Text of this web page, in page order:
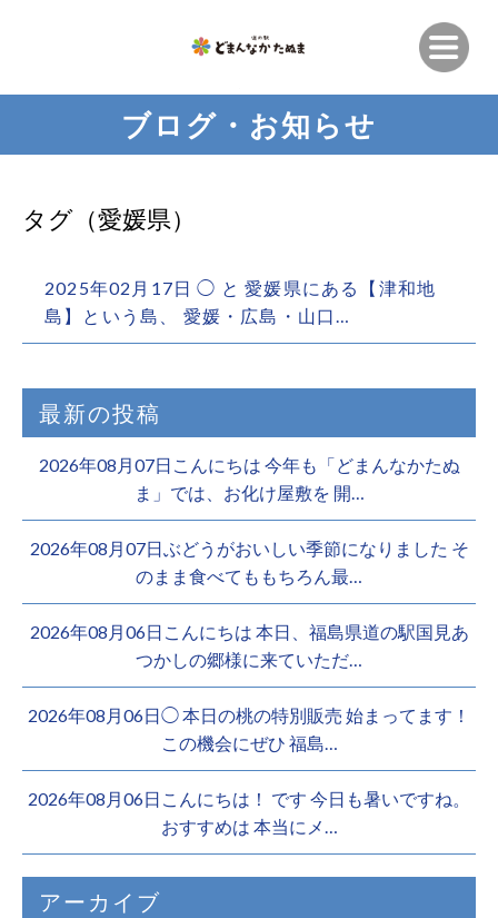
ブログ・お知らせ
タグ（愛媛県）
2025年02月17日 ◯ と 愛媛県にある【津和地
島】という島、 愛媛・広島・山口…
最新の投稿
2026年08月07日こんにちは 今年も「どまんなかたぬ
ま」では、お化け屋敷を 開…
2026年08月07日ぶどうがおいしい季節になりました そ
のまま食べてももちろん最…
2026年08月06日こんにちは 本日、福島県道の駅国見あ
つかしの郷様に来ていただ…
2026年08月06日◯ 本日の桃の特別販売 始まってます！
この機会にぜひ 福島…
2026年08月06日こんにちは！ です 今日も暑いですね。
おすすめは 本当にメ…
アーカイブ